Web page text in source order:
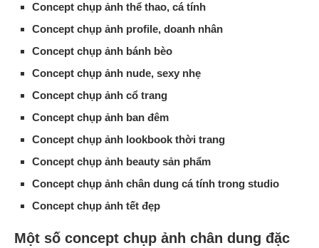
Concept chụp ảnh thể thao, cá tính
Concept chụp ảnh profile, doanh nhân
Concept chụp ảnh bánh bèo
Concept chụp ảnh nude, sexy nhẹ
Concept chụp ảnh cổ trang
Concept chụp ảnh ban đêm
Concept chụp ảnh lookbook thời trang
Concept chụp ảnh beauty sản phẩm
Concept chụp ảnh chân dung cá tính trong studio
Concept chụp ảnh tết đẹp
Một số concept chụp ảnh chân dung đặc